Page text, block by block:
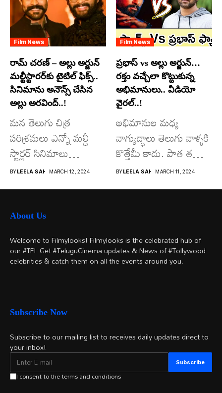
Film News
రామ్ చరణ్ – అల్లు అర్జున్
మల్టీస్టారర్​కు టైటిల్ ఫిక్స్..
సినిమాను అనౌన్స్ చేసిన
అల్లు అరవింద్..!
మన తెలుగు చిత్ర
పరిశ్రమలు ఎన్నో మల్టీ
స్టార్లర్ సినిమాలు
వచ్చాయి.. కొన్ని సినిమాలు
అయితే...
BYLEELA SAI MARCH 12, 2024
Film News
ప్రభాస్ vs అల్లు అర్జున్…
రక్తం వచ్చేలా కొట్టుకున్న
అభిమానులు.. వీడియో
వైరల్..!
అభిమానుల మధ్య
వాగ్యుద్ధాలు తెలుగు వాళ్ళకి
కొత్తేమీ కాదు. పాత తరం
నటుల నుంచి నేటి...
BYLEELA SAI MARCH 11, 2024
About Us
Welcome to Filmylooks! Filmylooks is the celebrated hub of
our #TFI. Get #TeluguCinema updates & News of #Tollywood
celebrities & catch them on all the events around you.
Subscribe Now
Subscribe to our mailing list to receives daily updates direct to
your inbox!
I consent to the terms and conditions